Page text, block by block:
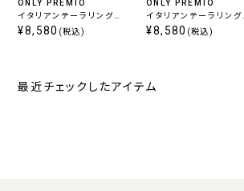
ONLY PREMIO
イタリアンテーラリング
120双 / タブカラー
¥8,580 (税込)
ONLY PREMIO
イタリアンテーラリング
120双 / ホリゾンタル ツイ
¥8,580 (税込)
最近チェックしたアイテム